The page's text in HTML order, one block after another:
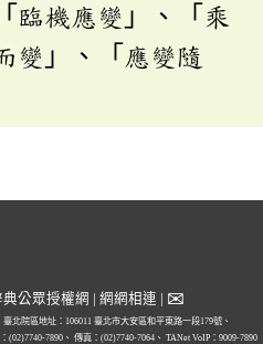
臨機應變」、「乘
變」、「應變隨
典公眾授權網 網網相連 ✉
臺北院區地址：106011 臺北市大安區和平東路一段179號、
(02)7740-7890、 傳真：(02)7740-7064、 TANet VoIP：9009-7890